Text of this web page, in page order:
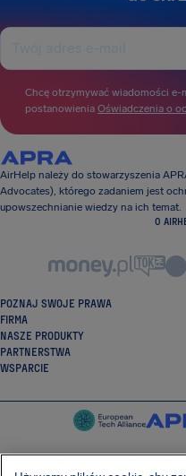
Chcę otrzymywać wiadomości
postanowienia Oświadczenia o
AirHelp należy do stowarzyszenia
Advocates), którego zadaniem jest
upowszechnianie wiedzy na ich temat.
O
POZNAJ SWOJE PRAWA
FIRMA
NASZE PRODUKTY
PARTNERSTWA
WSPARCIE